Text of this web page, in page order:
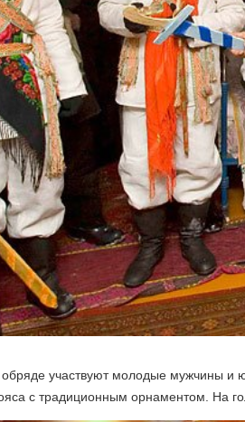
участвуют молодые мужчины и
с традиционным орнаментом. На